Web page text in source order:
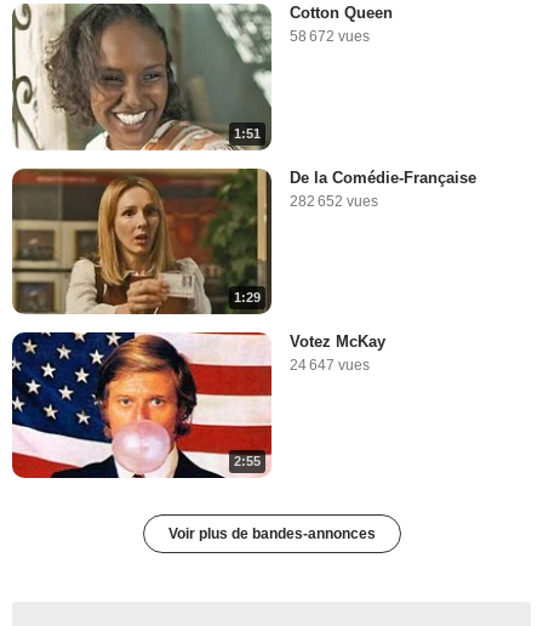
1:51
Cotton Queen
58 672 vues
1:29
De la Comédie-Française
282 652 vues
2:55
Votez McKay
24 647 vues
Voir plus de bandes-annonces